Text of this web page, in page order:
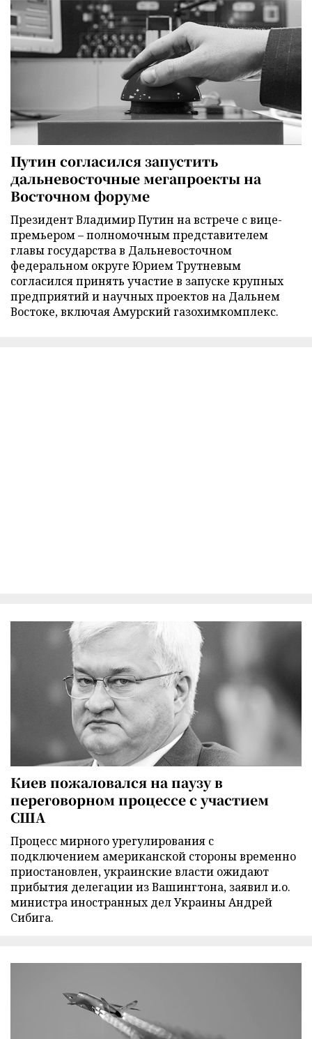
Путин согласился запустить
дальневосточные мегапроекты на
Восточном форуме
Президент Владимир Путин на встрече с вице-
премьером – полномочным представителем
главы государства в Дальневосточном
федеральном округе Юрием Трутневым
согласился принять участие в запуске крупных
предприятий и научных проектов на Дальнем
Востоке, включая Амурский газохимкомплекс.
Киев пожаловался на паузу в
переговорном процессе с участием
США
Процесс мирного урегулирования с
подключением американской стороны временно
приостановлен, украинские власти ожидают
прибытия делегации из Вашингтона, заявил и.о.
министра иностранных дел Украины Андрей
Сибига.